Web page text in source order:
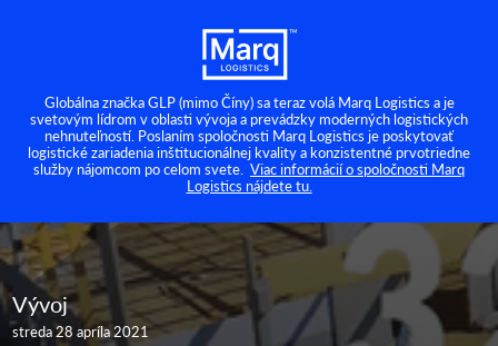
Globálna značka GLP (mimo Číny) sa teraz volá Marq Logistics a je
svetovým lídrom v oblasti vývoja a prevádzky moderných logistických
nehnuteľností. Poslaním spoločnosti Marq Logistics je poskytovať
logistické zariadenia inštitucionálnej kvality a konzistentné prvotriedne
služby nájomcom po celom svete. Viac informácií o spoločnosti Marq
Logistics nájdete tu.
Vývoj
streda 28 apríla 2021